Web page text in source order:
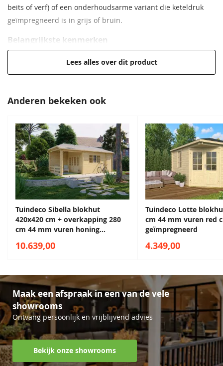
Oversteek
30cm
Oversteek
30cm
Oversteek
30cm
Gespiegeld op
te bouwen
Cilinderslot Inclusief
Hang en
sluitwerk
Inclusief
Daktype Zadeldak
Breedte 400 cm
Lengte 400 cm
beits of verf) of een onderhoudsarme variant die keteldruk
geïmpregneerd is in grijs of bruin.
Belangrijkste kenmerken
Inclusief beslag en montagematerialen
Verkrijgbaar in blank, grijs of bruin geïmpregneerd
vurenhout
5 jaar garantie op constructiefouten
Keteldruk geïmpregneerd hout
Bij keteldrukimpregnatie wordt het hout onder hoge druk
behandeld, waardoor de beschermende werking diep in het
hout doordringt. Dit zorgt voor een langdurige bescherming
tegen vocht, schimmel en houtrot. Een duurzame keuze voor
Onderhoud
Eerste nabehandeling vaak pas nodig na 5 tot 7 jaar
Daarna naar wens te behandelen met beits of olie
Hout vergrijst na verloop van tijd door weersinvloeden
Met tijdige behandeling blijft de originele uitstraling
behouden
Ideaal voor wie zo min mogelijk onderhoud wil
Lees alles over dit product
Anderen bekeken ook
Tuindeco Sibella blokhut
420x420 cm + overkapping 280
cm 44 mm vuren honing
10.639,00
Tuindeco Lotte
cm 44 mm vuren red
geïmpregneerd
4.349,00
Maak een afspraak in een van de vele
showrooms
Ontvang persoonlijk en vrijblijvend advies
Bekijk onze showrooms